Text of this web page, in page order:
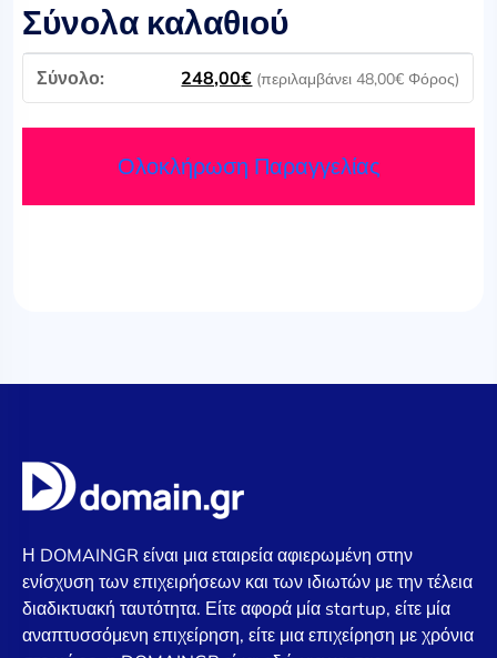
Σύνολα καλαθιού
248,00€ (περιλαμβάνει48,00€ Φόρος)
Ολοκλήρωση Παραγγελίας
Η DOMAINGR είναι μια εταιρεία αφιερωμένη στην
ενίσχυση των επιχειρήσεων και των ιδιωτών με την τέλεια
διαδικτυακή ταυτότητα. Είτε αφορά μία startup, είτε μία
αναπτυσσόμενη επιχείρηση, είτε μια επιχείρηση με χρόνια